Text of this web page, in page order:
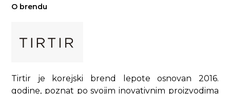
O brendu
Tirtir je korejski brend lepote osnovan 2016.
godine, poznat po svojim inovativnim proizvodima